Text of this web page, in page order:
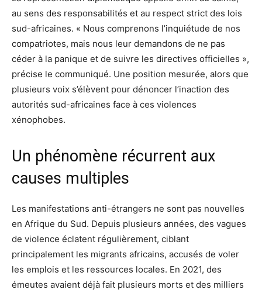
au sens des responsabilités et au respect strict des lois
sud-africaines. « Nous comprenons l’inquiétude de nos
compatriotes, mais nous leur demandons de ne pas
céder à la panique et de suivre les directives officielles »,
précise le communiqué. Une position mesurée, alors que
plusieurs voix s’élèvent pour dénoncer l’inaction des
autorités sud-africaines face à ces violences
xénophobes.
Un phénomène récurrent aux
causes multiples
Les manifestations anti-étrangers ne sont pas nouvelles
en Afrique du Sud. Depuis plusieurs années, des vagues
de violence éclatent régulièrement, ciblant
principalement les migrants africains, accusés de voler
les emplois et les ressources locales. En 2021, des
émeutes avaient déjà fait plusieurs morts et des milliers